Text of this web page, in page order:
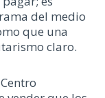
del medio
que una
claro.